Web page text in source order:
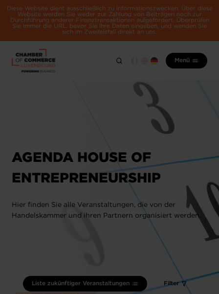
Diese Website dient ausschließlich zu Informationszwecken. Über diese
Website werden Sie weder zur Zahlung von Beiträgen noch zur
Durchführung anderer Finanztransaktionen aufgefordert. Überprüfen
Sie immer die URL, bevor Sie Ihre Daten eingeben, und wenden Sie
sich im Zweifelsfall direkt an uns.
Menü
AGENDA HOUSE OF
ENTREPRENEURSHIP
Hier finden Sie alle Veranstaltungen, die von der
Handelskammer und ihren Partnern organisiert werden.
Liste zukünftiger Veranstaltungen Filter